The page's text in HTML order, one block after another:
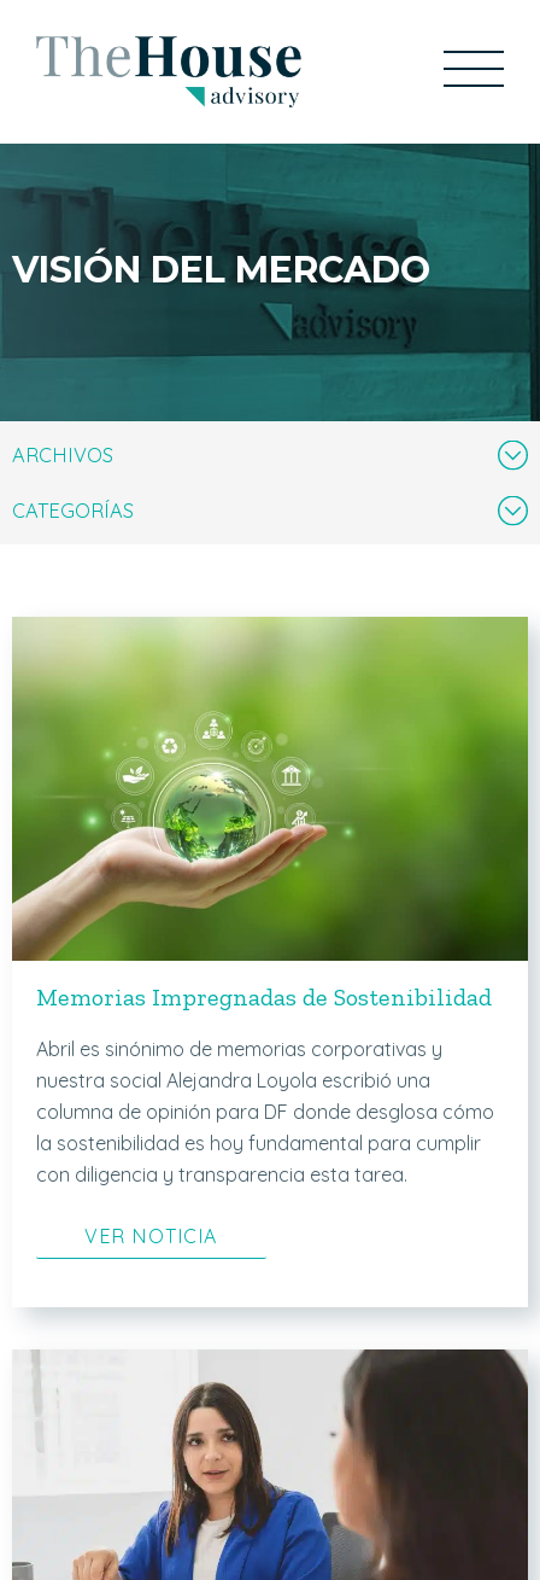
CONTACTO
VISIÓN DEL MERCADO
ARCHIVOS
CATEGORÍAS
Memorias Impregnadas de Sostenibilidad
Abril es sinónimo de memorias corporativas y
nuestra social Alejandra Loyola escribió una
columna de opinión para DF donde desglosa cómo
la sostenibilidad es hoy fundamental para cumplir
con diligencia y transparencia esta tarea.
VER NOTICIA